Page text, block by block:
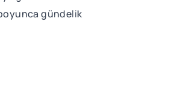
gündelik